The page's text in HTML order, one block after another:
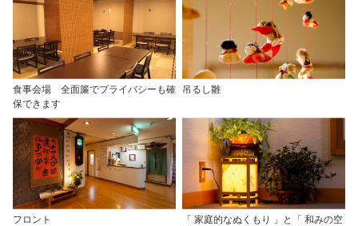
食事会場 全面簾でプライバシーも確
保できます
吊るし雛
フロント
「 家庭的なぬくもり 」と「 和みの空